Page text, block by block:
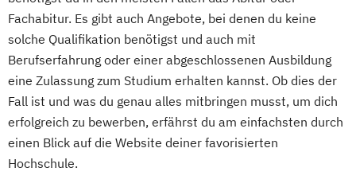
Fachabitur. Es gibt auch Angebote, bei denen du keine
solche Qualifikation benötigst und auch mit
Berufserfahrung oder einer abgeschlossenen Ausbildung
eine Zulassung zum Studium erhalten kannst. Ob dies der
Fall ist und was du genau alles mitbringen musst, um dich
erfolgreich zu bewerben, erfährst du am einfachsten durch
einen Blick auf die Website deiner favorisierten
Hochschule.